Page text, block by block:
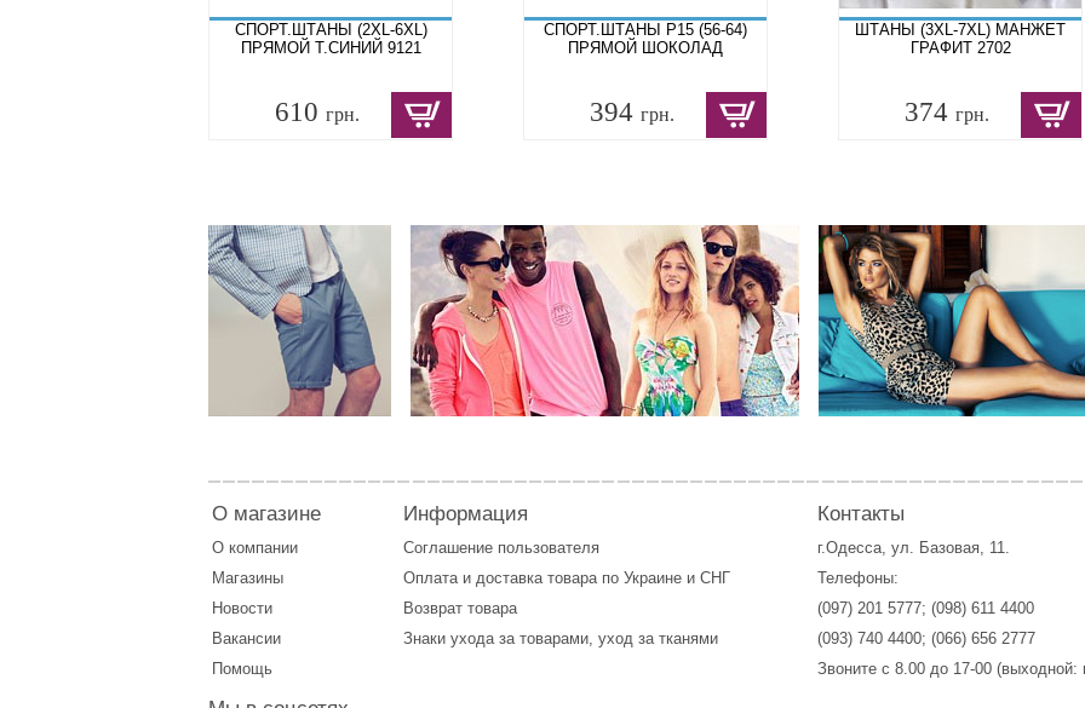
СПОРТ.ШТАНЫ (2XL-6XL)
ПРЯМОЙ Т.СИНИЙ 9121
610 грн.
СПОРТ.ШТАНЫ P15 (56-64)
ПРЯМОЙ ШОКОЛАД
394 грн.
ШТАНЫ (3XL-7XL) МАНЖЕТ
ГРАФИТ 2702
374 грн.
О магазине
О компании
Магазины
Новости
Вакансии
Помощь
Информация
Соглашение пользователя
Оплата и доставка товара по Украине и СНГ
Возврат товара
Знаки ухода за товарами, уход за тканями
Контакты
г.Одесса, ул. Базовая, 11.
Телефоны:
(097) 201 5777; (098) 611 4400
(093) 740 4400; (066) 656 2777
Звоните с 8.00 до 17-00 (выходной: